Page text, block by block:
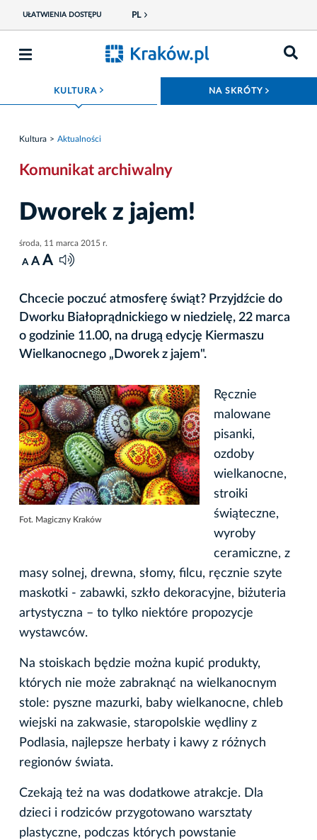
UŁATWIENIA DOSTĘPU PL
KULTURA ROZWIŃ MENU NA SKRÓTY
Kultura Aktualności
Komunikat archiwalny
Dworek z jajem!
środa, 11 marca 2015 r.
A A A
Chcecie poczuć atmosferę świąt? Przyjdźcie do
Dworku Białoprądnickiego w niedzielę, 22 marca
o godzinie 11.00, na drugą edycję Kiermaszu
Wielkanocnego „Dworek z jajem".
Fot. Magiczny Kraków
Ręcznie
malowane
pisanki,
ozdoby
wielkanocne,
stroiki
świąteczne,
wyroby
ceramiczne, z
masy solnej, drewna, słomy, filcu, ręcznie szyte
maskotki - zabawki, szkło dekoracyjne, biżuteria
artystyczna – to tylko niektóre propozycje
wystawców.
Na stoiskach będzie można kupić produkty,
których nie może zabraknąć na wielkanocnym
stole: pyszne mazurki, baby wielkanocne, chleb
wiejski na zakwasie, staropolskie wędliny z
Podlasia, najlepsze herbaty i kawy z różnych
regionów świata.
Czekają też na was dodatkowe atrakcje. Dla
dzieci i rodziców przygotowano warsztaty
plastyczne, podczas których powstanie